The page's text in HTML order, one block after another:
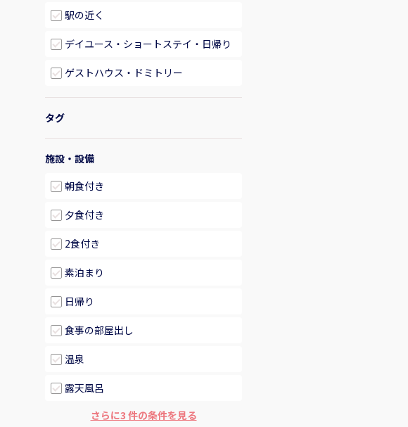
駅の近く
デイユース・ショートステイ・日帰り
ゲストハウス・ドミトリー
タグ
施設・設備
朝食付き
夕食付き
2食付き
素泊まり
日帰り
食事の部屋出し
温泉
露天風呂
さらに3 件の条件を見る